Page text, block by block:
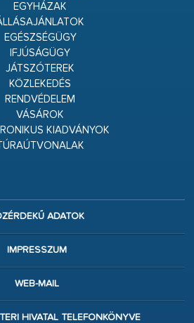
EGYHÁZAK
EGÉSZSÉGÜGY
IFJÚSÁGÜGY
JÁTSZÓTEREK
KÖZLEKEDÉS
RENDVÉDELEM
VÁSÁROK
KIADVÁNYOK
TÚRAÚTVONALAK
ADATOK
IMPRESSZUM
WEB-MAIL
HIVATAL TELEFONKÖNYVE